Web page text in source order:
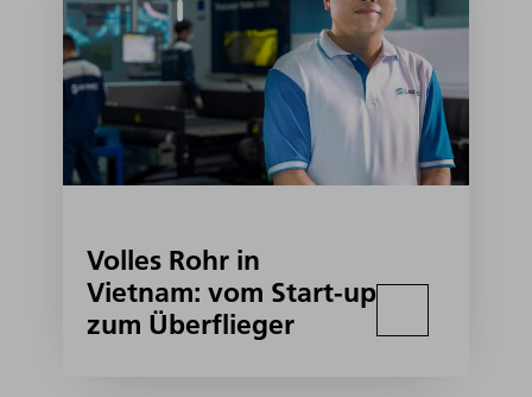
Volles Rohr in
Vietnam: vom Start-up
zum Überflieger